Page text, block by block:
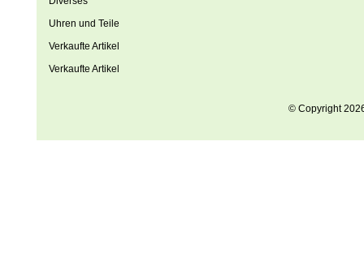
Uhren und Teile
Verkaufte Artikel
Verkaufte Artikel
© Copyright